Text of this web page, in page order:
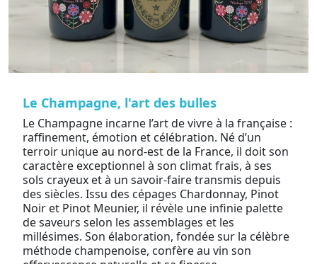
Le Champagne, l'art des bulles
Le Champagne incarne l’art de vivre à la française :
raffinement, émotion et célébration. Né d’un
terroir unique au nord-est de la France, il doit son
caractère exceptionnel à son climat frais, à ses
sols crayeux et à un savoir-faire transmis depuis
des siècles. Issu des cépages Chardonnay, Pinot
Noir et Pinot Meunier, il révèle une infinie palette
de saveurs selon les assemblages et les
millésimes. Son élaboration, fondée sur la célèbre
méthode champenoise, confère au vin son